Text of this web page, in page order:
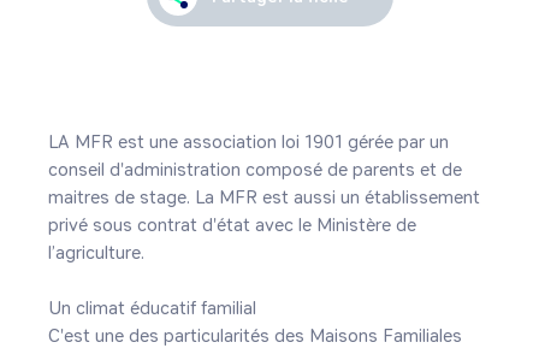
LA MFR est une association loi 1901 gérée par un
conseil d'administration composé de parents et de
maitres de stage. La MFR est aussi un établissement
privé sous contrat d'état avec le Ministère de
l’agriculture.
Un climat éducatif familial
C'est une des particularités des Maisons Familiales